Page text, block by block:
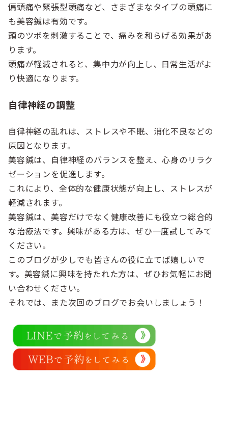
偏頭痛や緊張型頭痛など、さまざまなタイプの頭痛に
も美容鍼は有効です。
頭のツボを刺激することで、痛みを和らげる効果があ
ります。
頭痛が軽減されると、集中力が向上し、日常生活がよ
り快適になります。
自律神経の調整
自律神経の乱れは、ストレスや不眠、消化不良などの
原因となります。
美容鍼は、自律神経のバランスを整え、心身のリラク
ゼーションを促進します。
これにより、全体的な健康状態が向上し、ストレスが
軽減されます。
美容鍼は、美容だけでなく健康改善にも役立つ総合的
な治療法です。興味がある方は、ぜひ一度試してみて
ください。
このブログが少しでも皆さんの役に立てば嬉しいで
す。美容鍼に興味を持たれた方は、ぜひお気軽にお問
い合わせください。
それでは、また次回のブログでお会いしましょう！